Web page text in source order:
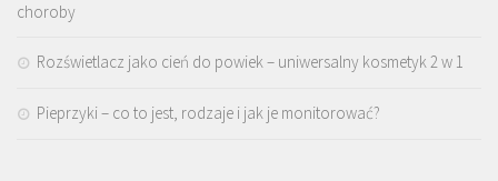
choroby
Rozświetlacz jako cień do powiek – uniwersalny kosmetyk 2 w 1
Pieprzyki – co to jest, rodzaje i jak je monitorować?